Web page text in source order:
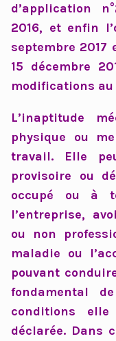
d’application
2016, et enfin
septembre 2017
15 décembre
modifications
L’inaptitude
physique ou
travail. Elle
provisoire ou
occupé ou à
l’entreprise,
ou non
maladie ou
pouvant
fondamental
conditions
déclarée. Dans